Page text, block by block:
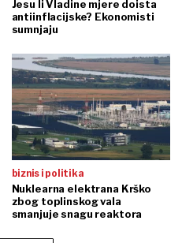
Jesu li Vladine mjere doista
antiinflacijske? Ekonomisti
sumnjaju
biznis i politika
Nuklearna elektrana Krško
zbog toplinskog vala
smanjuje snagu reaktora